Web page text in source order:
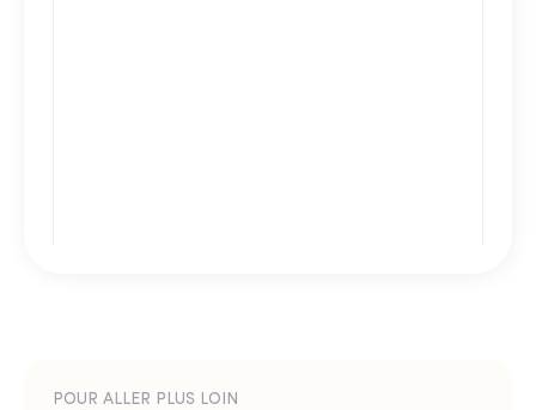
POUR ALLER PLUS LOIN